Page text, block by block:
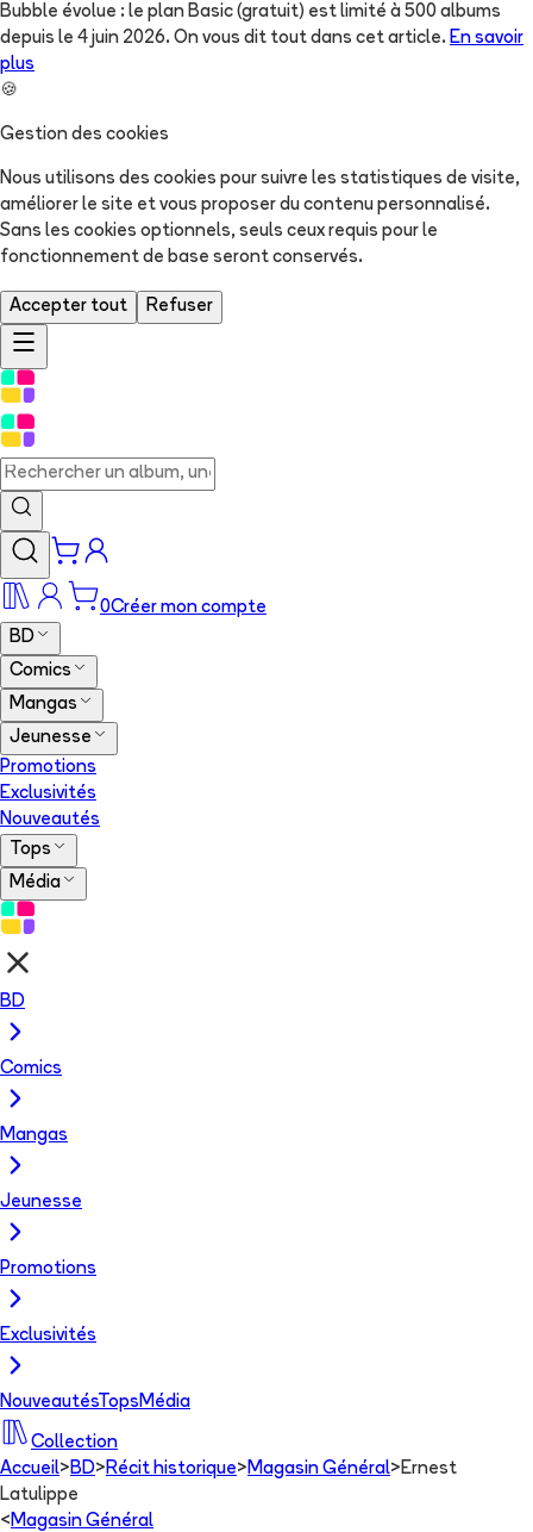
Bubble évolue : le plan Basic (gratuit) est limité à 500 albums
depuis le 4 juin 2026. On vous dit tout dans cet article. En savoir
plus
🍪
Gestion des cookies
Nous utilisons des cookies pour suivre les statistiques de visite,
améliorer le site et vous proposer du contenu personnalisé.
Sans les cookies optionnels, seuls ceux requis pour le
fonctionnement de base seront conservés.
Accepter tout Refuser
0Créer mon compte
BD
Comics
Mangas
Jeunesse
Promotions
Exclusivités
Nouveautés
Tops
Média
BD
Comics
Mangas
Jeunesse
Promotions
Exclusivités
NouveautésTops Média
Collection
Accueil> BD> Récit historique> Magasin Général> Ernest
Latulippe
< Magasin Général